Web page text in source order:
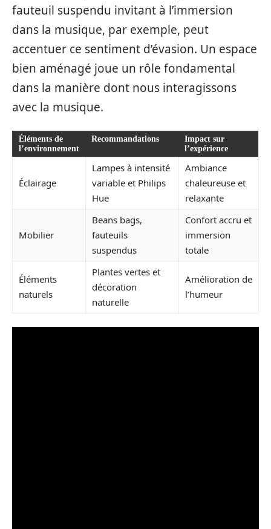
fauteuil suspendu invitant à l’immersion
dans la musique, par exemple, peut
accentuer ce sentiment d’évasion. Un espace
bien aménagé joue un rôle fondamental
dans la manière dont nous interagissons
avec la musique.
Éléments de
l’environnement
Recommandations
Impact sur
l’expérience
Éclairage
Lampes à intensité
variable et Philips
Hue
Ambiance
chaleureuse et
relaxante
Mobilier
Beans bags,
fauteuils
suspendus
Confort accru et
immersion
totale
Éléments
naturels
Plantes vertes et
décoration
naturelle
Amélioration de
l’humeur